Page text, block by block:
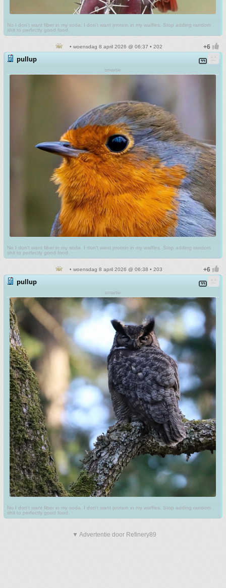
No I don't want fiber in my soda. I don't want protein in my waffles. Stop adding random
shit to perfectly good food.
• woensdag 8 april 2026 @ 06:37 • 202
pullup
smartie
No I don't want fiber in my soda. I don't want protein in my waffles. Stop adding random
shit to perfectly good food.
• woensdag 8 april 2026 @ 06:38 • 203
pullup
smartie
No I don't want fiber in my soda. I don't want protein in my waffles. Stop adding random
shit to perfectly good food.
▼ Advertentie door Refinery89